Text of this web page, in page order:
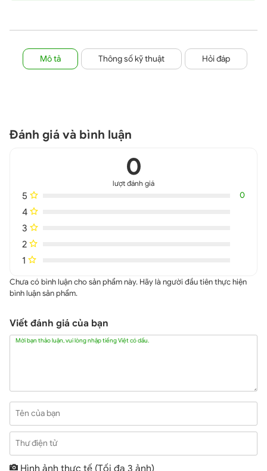
Mô tả Thông số kỹ thuật Hỏi đáp
Đánh giá và bình luận
0
lượt đánh giá
5 0
4
3
2
1
Chưa có bình luận cho sản phẩm này. Hãy là người đầu tiên thực hiện
bình luận sản phẩm.
Viết đánh giá của bạn
Mời bạn thảo luận, vui lòng nhập tiếng Việt có dấu.
Tên của bạn
Thư điện tử